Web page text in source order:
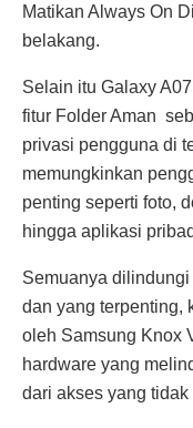
Matikan Always On
belakang.
Selain itu Galaxy
fitur Folder Aman
privasi pengguna di
memungkinkan
penting seperti foto,
hingga aplikasi
Semuanya
dan yang terpenting,
oleh Samsung Knox
hardware yang
dari akses yang